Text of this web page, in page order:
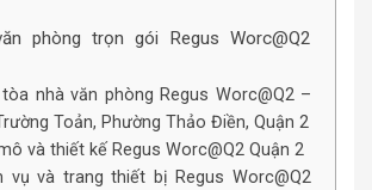
phòng trọn gói Regus Worc@Q2
nhà văn phòng Regus Worc@Q2 –
Toản, Phường Thảo Điền, Quận 2
và thiết kế Regus Worc@Q2 Quận 2
vụ và trang thiết bị Regus Worc@Q2